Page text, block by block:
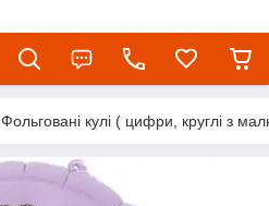
Фольговані кулі ( цифри, круглі з